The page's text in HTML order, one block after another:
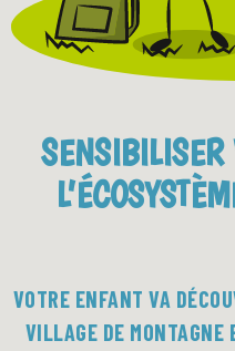
SENSIBILISER
VOTRE ENFANT VA
VILLAGE DE MONTAGNE